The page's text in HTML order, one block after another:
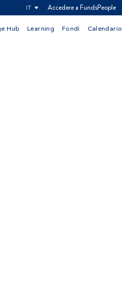
IT Accedere a FundsPeople
Hub Learning Fondi Calendario